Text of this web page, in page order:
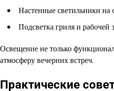
Настенные светильники на
Подсветка гриля и рабочей
Освещение не только
атмосферу вечерних встреч.
Практические